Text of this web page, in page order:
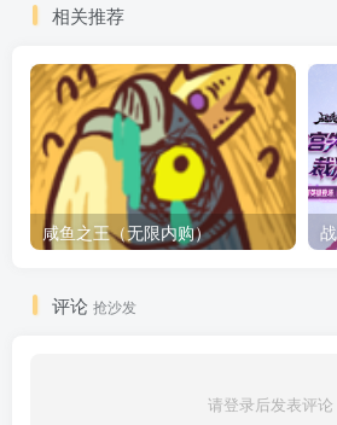
相关推荐
咸鱼之王（无限内购）
评论 抢沙发
请登录后发表评论